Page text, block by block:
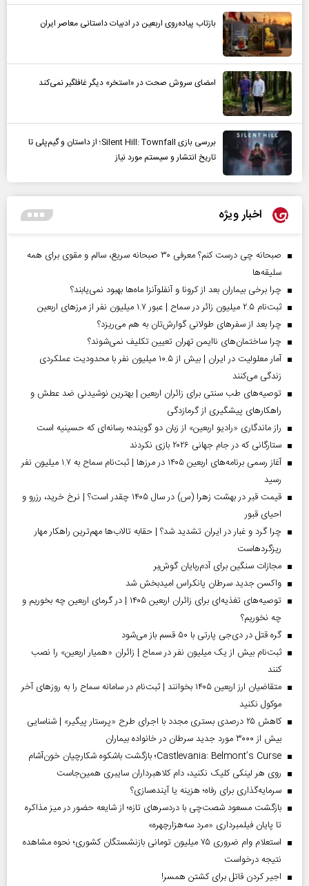
بازتاب پیاده‌روی اربعین در ادبیات داستانی معاصر ایران
امضای سروش صحت در «استخر» دیگر غافلگیر نمی‌کند
بررسی بازی Silent Hill: Townfall؛ از داستان و گیم‌پلی تا
تاریخ انتشار و سیستم مورد نیاز
اخبار ویژه
صبحانه چی درست کنم؟ معرفی ۳۰ صبحانه سریع، سالم و مقوی برای همه
سلیقه‌ها
چرا برخی بیماران بعد از کرونا و آنفلوآنزا ماه‌ها بهبود نمی‌یابند؟
ثبت‌نام ۲.۵ میلیون زائر در سماح | عبور ۱.۷ میلیون نفر از مرز‌های اربعین
چرا بعد از سفرهای طولانی گوارش‌تان به هم می‌ریزد؟
چرا ساختمان‌های ناایمن تهران تعیین تکلیف نمی‌شوند؟
آمار معلولیت در ایران | بیش از ۱۰.۵ میلیون نفر با محدودیت عملکردی
زندگی می‌کنند
توصیه‌های طب سنتی برای زائران اربعین | بهترین نوشیدنی ضد عطش و
راهکارهای پیشگیری از گرمازدگی
راز ماندگاری «رادیو اربعین» از زبان دو گوینده؛ رسانه‌ای که حسینیه است
ستارگانی که در جام جهانی ۲۰۲۶ بازی نکردند
آغاز رسمی برنامه‌های اربعین ۱۴۰۵ در مرز‌ها | ثبت‌نام سماح به ۱.۷ میلیون نفر
رسید
قیمت قبر در بهشت زهرا (س) در سال ۱۴۰۵ چقدر است؟ | نرخ خرید، رزرو و
احیای قبور
چرا گرد و غبار در ایران تشدید شد؟ | حقابه تالاب‌ها مهم‌ترین راهکار مهار
ریزگردهاست
مجازات سنگین برای آدم‌ربایان گوش‌بر
واکسن جدید سرطان پانکراس امیدبخش شد
توصیه‌های تغذیه‌ای برای زائران اربعین ۱۴۰۵ | در گرمای اربعین چه بخوریم و
چه نخوریم؟
گره قتل در دی‌جی پارتی با ۵۰ قسم باز می‌شود
ثبت‌نام بیش از یک میلیون نفر در سماح | زائران «همیار اربعین» را نصب
کنند
متقاضیان ارز اربعین ۱۴۰۵ بخوانند | ثبت‌نام در سامانه سماح را به روز‌های آخر
موکول نکنید
کاهش ۲۵ درصدی بستری مجدد با اجرای طرح «پرستار پیگیر» | شناسایی
بیش از ۳۰۰۰ مورد جدید سرطان در خانواده بیماران
Castlevania: Belmont’s Curse؛ بازگشت باشکوه شکارچیان خون‌آشام
روی هر لینکی کلیک نکنید، دام کلاهبرداران سایبری همین‌جاست
سرمایه‌گذاری برای رفاه؛ هزینه یا آینده‌سازی؟
بازگشت مسعود شصت‌چی با دردسر‌های تازه؛ از شایعه حضور در میز مذاکره
تا پایان فیلمبرداری «مرد سه‌هزارچهره»
استعلام وام ضروری ۷۵ میلیون تومانی بازنشستگان کشوری؛ نحوه مشاهده
نتیجه درخواست
اجیر کردن قاتل برای کشتن همسر!